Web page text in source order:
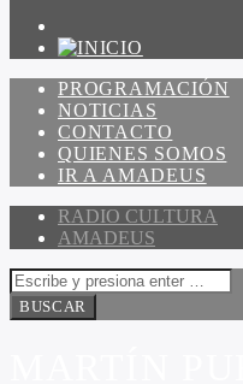
PROGRAMACIÓN
NOTICIAS
CONTACTO
QUIENES SOMOS
IR A AMADEUS
RADIO CULTURA
AMADEUS